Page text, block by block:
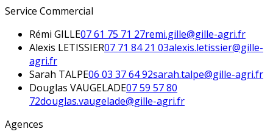
Service Commercial
Rémi GILLE07 61 75 71 27remi.gille@gille-agri.fr
Alexis LETISSIER07 71 84 21 03alexis.letissier@gille-
agri.fr
Sarah TALPE06 03 37 64 92sarah.talpe@gille-agri.fr
Douglas VAUGELADE07 59 57 80
72douglas.vaugelade@gille-agri.fr
Agences